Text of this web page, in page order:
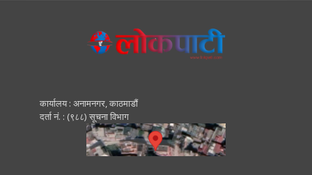
कार्यालय : अनामनगर, काठमाडाैं
दर्ता नं. : (९८८) सूचना विभाग